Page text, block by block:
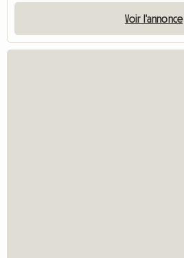
Voir l'annonce